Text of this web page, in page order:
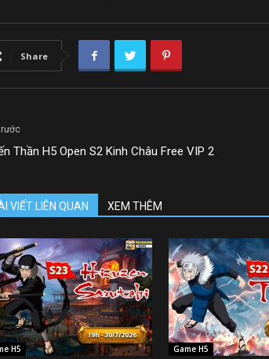
Share
Thần H5 Open S2 Kinh Châu Free VIP 2
VIẾT LIÊN QUAN XEM THÊM
H5 Game H5